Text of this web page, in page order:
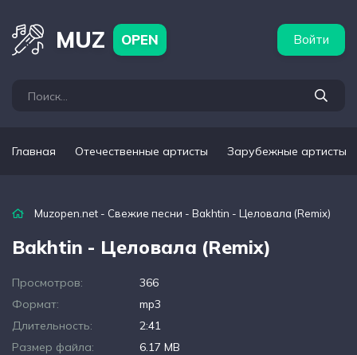
MUZ OPEN Войти
Главная Отечественные артисты Зарубежные артисты
Muzopen.net - Свежие песни - Bakhtin - Целовала (Remix)
Bakhtin - Целовала (Remix)
Просмотров:
366
Формат:
mp3
Длительность:
2:41
Размер файла:
6.17 MB
артисты Популярные подборки